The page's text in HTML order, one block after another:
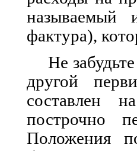
называемый
фактура),
Не
другой
составлен
построчно
Положения